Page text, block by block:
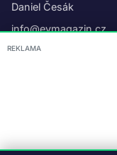
Daniel Česák
info@evmagazin.cz
O nás
REKLAMA